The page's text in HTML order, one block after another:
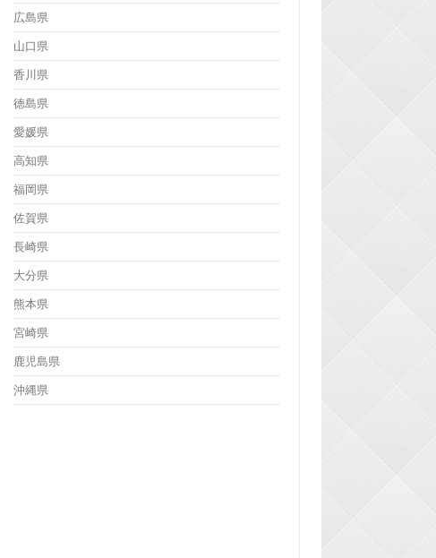
広島県
山口県
香川県
徳島県
愛媛県
高知県
福岡県
佐賀県
長崎県
大分県
熊本県
宮崎県
鹿児島県
沖縄県